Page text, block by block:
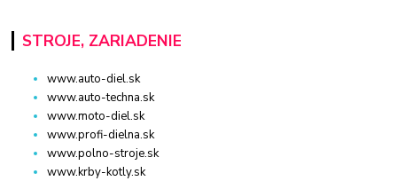
STROJE, ZARIADENIE
www.auto-diel.sk
www.auto-techna.sk
www.moto-diel.sk
www.profi-dielna.sk
www.polno-stroje.sk
www.krby-kotly.sk